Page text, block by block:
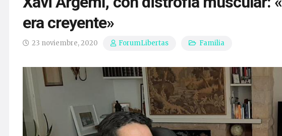
era creyente»
23 noviembre, 2020 ForumLibertas Familia